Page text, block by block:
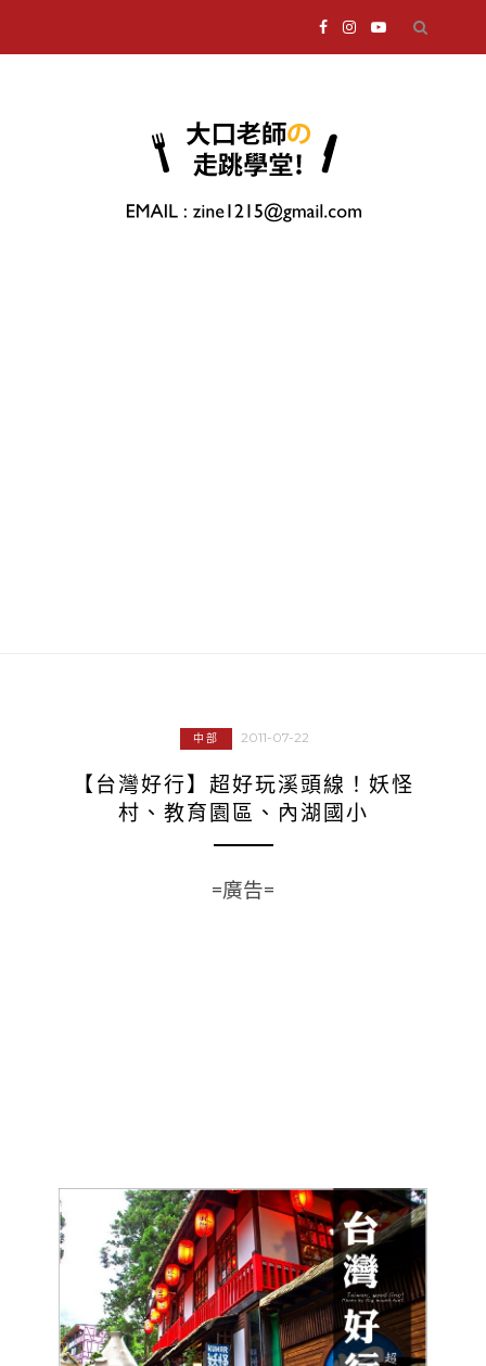
中部 2011-07-22
【台灣好行】超好玩溪頭線！妖怪
村、教育園區、內湖國小
=廣告=